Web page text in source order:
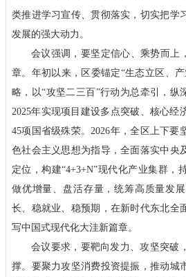
类推进学习宣传、贯彻落实，切实把学
发展的强大动力。
会议强调，要坚定信心、乘势而上
章。年初以来，区委锚定“生态立区、
略，以“攻坚二三百”行动为总牵引，纵
2025年实现项目建设多点突破、核心经
45项国省级殊荣。2026年，全区上下要
色社会主义思想为指导，全面落实中央
定位，构建“4+3+N”现代化产业集群，
做优增量、盘活存量，统筹高质量发
长、稳就业、稳预期，在新时代东北全
写中国式现代化大洼新篇章。
会议要求，要靶向发力、攻坚突破
撑。要聚力攻坚消费投资提振，推动城